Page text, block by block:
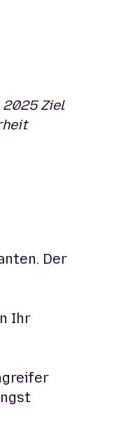
Ziel
Der
Ihr